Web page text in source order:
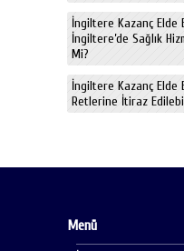
İngiltere Kazanç
İngiltere’de Sağlık
Mi?
İngiltere Kazanç Elde
Retlerine İtiraz
Menü